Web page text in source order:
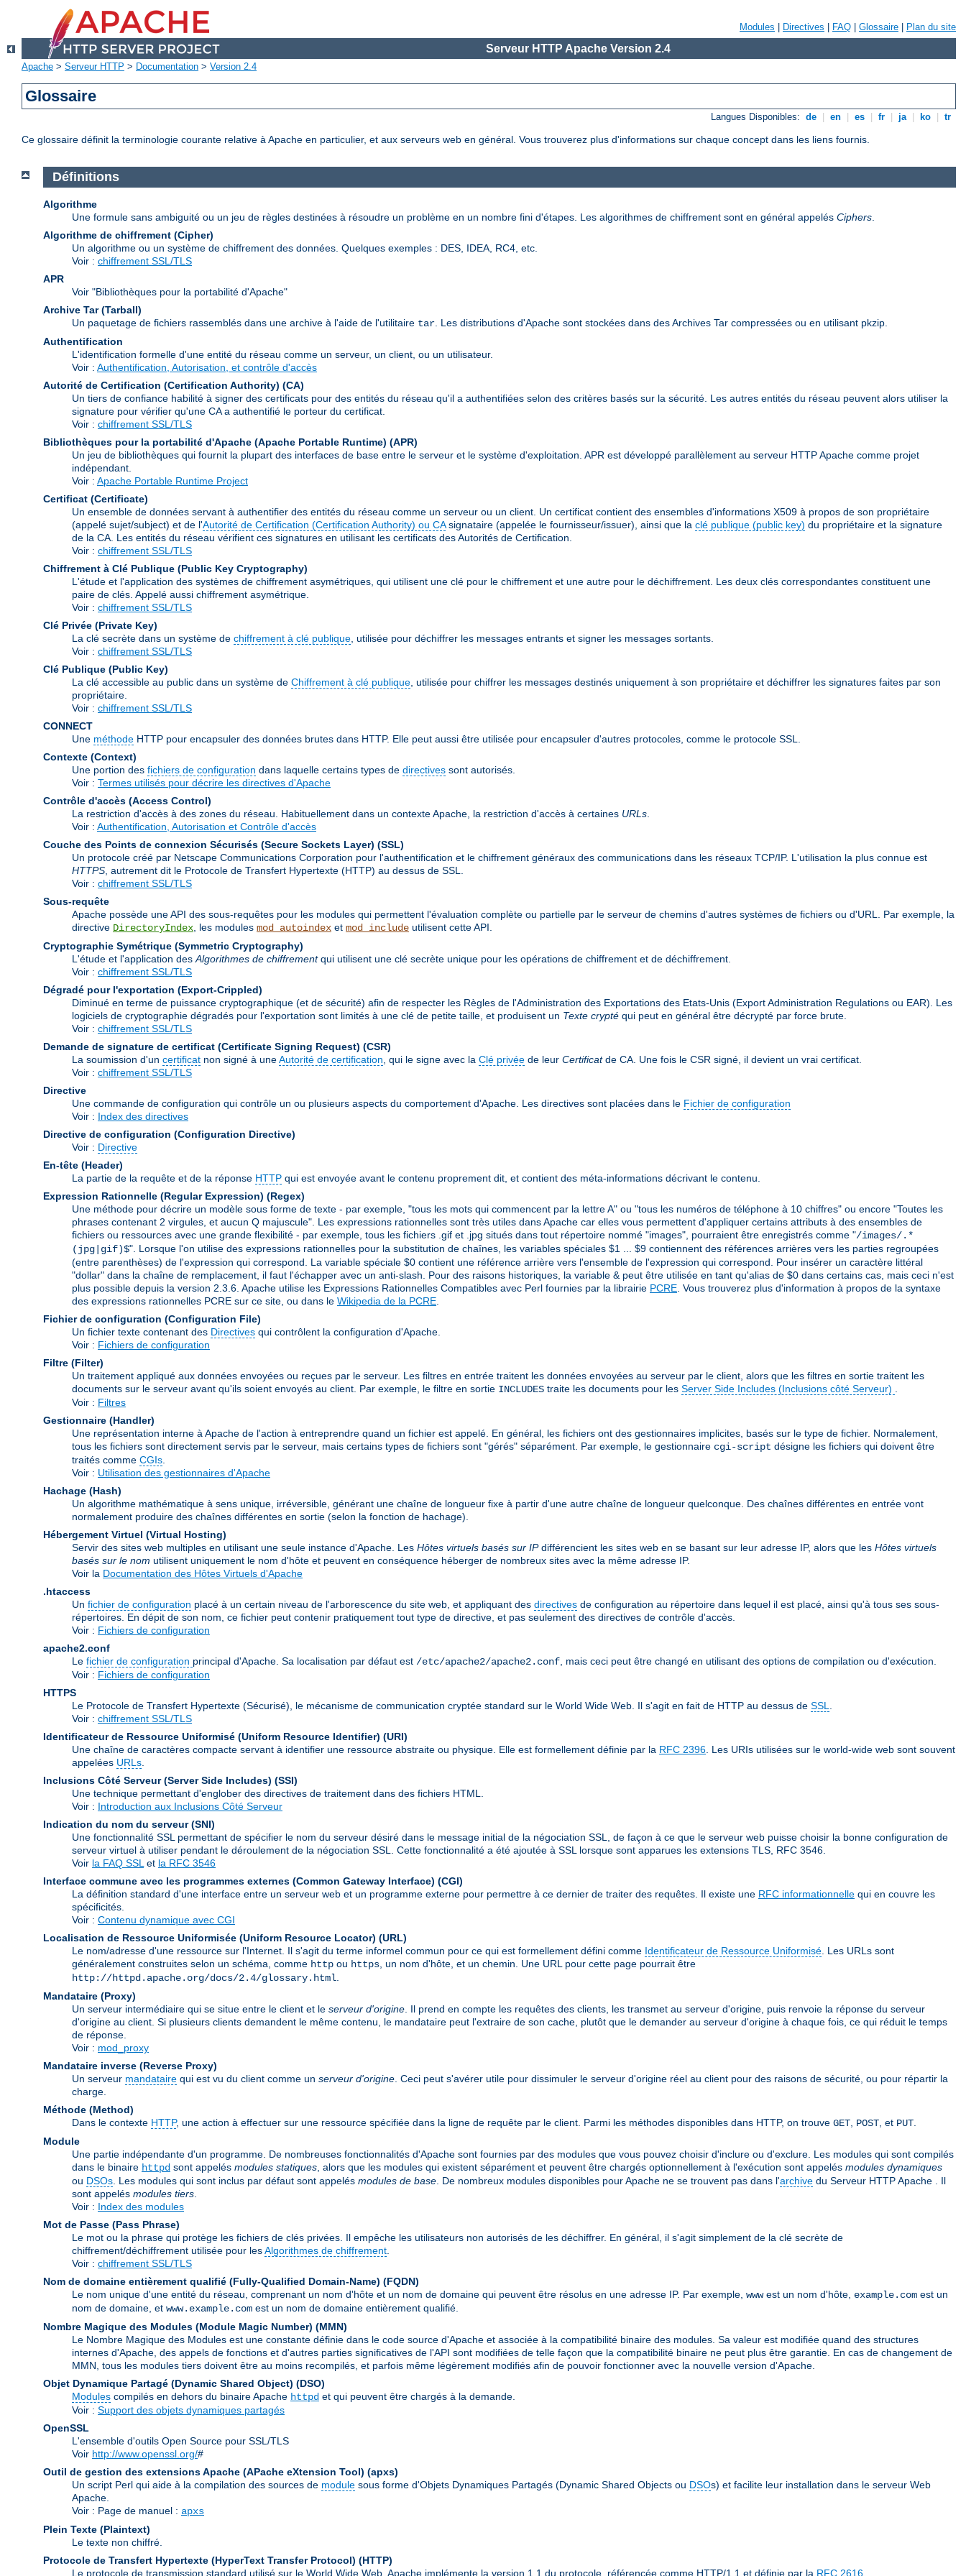
Modules Directives FAQ Glossaire Plan du site
Serveur HTTP Apache Version 2.4
Apache > Serveur HTTP > Documentation > Version 2.4
Glossaire
Langues Disponibles: de en es fr ja ko tr
Ce glossaire définit la terminologie courante relative à Apache en particulier, et aux serveurs web en général. Vous trouverez plus d'informations sur chaque concept dans les liens fournis.
Définitions
Algorithme
Une formule sans ambiguité ou un jeu de règles destinées à résoudre un problème en un nombre fini d'étapes. Les algorithmes de chiffrement sont en général appelés Ciphers
Algorithme de chiffrement (Cipher)
Un algorithme ou un système de chiffrement des données. Quelques exemples : DES, IDEA, RC4, etc.
Voir : chiffrement SSL/TLS
APR
Voir "Bibliothèques pour la portabilité d'Apache"
Archive Tar (Tarball)
Un paquetage de fichiers rassemblés dans une archive à l'aide de l'utilitaire tar . Les distributions d'Apache sont stockées dans des Archives Tar compressées ou en utilisant pkzip.
Authentification
L'identification formelle d'une entité du réseau comme un serveur, un client, ou un utilisateur.
Voir : Authentification, Autorisation, et contrôle d'accès
Autorité de Certification (Certification Authority) (CA)
Un tiers de confiance habilité à signer des certificats pour des entités du réseau qu'il a authentifiées selon des critères basés sur la sécurité. Les autres entités du réseau peuvent alors utiliser la
signature pour vérifier qu'une CA a authentifié le porteur du certificat.
Voir : chiffrement SSL/TLS
Bibliothèques pour la portabilité d'Apache (Apache Portable Runtime) (APR)
Un jeu de bibliothèques qui fournit la plupart des interfaces de base entre le serveur et le système d'exploitation. APR est développé parallèlement au serveur HTTP Apache comme projet
indépendant.
Voir : Apache Portable Runtime Project
Certificat (Certificate)
Un ensemble de données servant à authentifier des entités du réseau comme un serveur ou un client. Un certificat contient des ensembles d'informations X509 à propos de son propriétaire
(appelé sujet/subject) et de l'Autorité de Certification (Certification Authority) ou CAsignataire (appelée le fournisseur/issuer), ainsi que la clé publique (public key) du propriétaire et la signature
de la CA. Les entités du réseau vérifient ces signatures en utilisant les certificats des Autorités de Certification.
Voir : chiffrement SSL/TLS
Chiffrement à Clé Publique (Public Key Cryptography)
L'étude et l'application des systèmes de chiffrement asymétriques, qui utilisent une clé pour le chiffrement et une autre pour le déchiffrement. Les deux clés correspondantes constituent une
paire de clés. Appelé aussi chiffrement asymétrique.
Voir : chiffrement SSL/TLS
Clé Privée (Private Key)
La clé secrète dans un système de chiffrement à clé publique , utilisée pour déchiffrer les messages entrants et signer les messages sortants.
Voir : chiffrement SSL/TLS
Clé Publique (Public Key)
La clé accessible au public dans un système de Chiffrement à clé publique , utilisée pour chiffrer les messages destinés uniquement à son propriétaire et déchiffrer les signatures faites par son
propriétaire.
Voir : chiffrement SSL/TLS
CONNECT
Une méthode HTTP pour encapsuler des données brutes dans HTTP. Elle peut aussi être utilisée pour encapsuler d'autres protocoles, comme le protocole SSL.
Contexte (Context)
Une portion des fichiers de configuration dans laquelle certains types de directives sont autorisés.
Voir : Termes utilisés pour décrire les directives d'Apache
Contrôle d'accès (Access Control)
La restriction d'accès à des zones du réseau. Habituellement dans un contexte Apache, la restriction d'accès à certaines URLs
Voir : Authentification, Autorisation et Contrôle d'accès
Couche des Points de connexion Sécurisés (Secure Sockets Layer) (SSL)
Un protocole créé par Netscape Communications Corporation pour l'authentification et le chiffrement généraux des communications dans les réseaux TCP/IP. L'utilisation la plus connue est
HTTPS , autrement dit le Protocole de Transfert Hypertexte (HTTP) au dessus de SSL.
Voir : chiffrement SSL/TLS
Sous-requête
Apache possède une API des sous-requêtes pour les modules qui permettent l'évaluation complète ou partielle par le serveur de chemins d'autres systèmes de fichiers ou d'URL. Par exemple, la
directive DirectoryIndex , les modules mod_autoindex et mod_include utilisent cette API.
Cryptographie Symétrique (Symmetric Cryptography)
L'étude et l'application des Algorithmes de chiffrementqui utilisent une clé secrète unique pour les opérations de chiffrement et de déchiffrement.
Voir : chiffrement SSL/TLS
Dégradé pour l'exportation (Export-Crippled)
Diminué en terme de puissance cryptographique (et de sécurité) afin de respecter les Règles de l'Administration des Exportations des Etats-Unis (Export Administration Regulations ou EAR). Les
logiciels de cryptographie dégradés pour l'exportation sont limités à une clé de petite taille, et produisent un Texte crypté qui peut en général être décrypté par force brute.
Voir : chiffrement SSL/TLS
Demande de signature de certificat (Certificate Signing Request) (CSR)
La soumission d'un certificat non signé à uneAutorité de certification , qui le signe avec la Clé privée de leur Certificatde CA. Une fois le CSR signé, il devient un vrai certificat.
Voir : chiffrement SSL/TLS
Directive
Une commande de configuration qui contrôle un ou plusieurs aspects du comportement d'Apache. Les directives sont placées dans le Fichier de configuration
Voir : Index des directives
Directive de configuration (Configuration Directive)
Voir : Directive
En-tête (Header)
La partie de la requête et de la réponse HTTP qui est envoyée avant le contenu proprement dit, et contient des méta-informations décrivant le contenu.
Expression Rationnelle (Regular Expression) (Regex)
Une méthode pour décrire un modèle sous forme de texte - par exemple, "tous les mots qui commencent par la lettre A" ou "tous les numéros de téléphone à 10 chiffres" ou encore "Toutes les
phrases contenant 2 virgules, et aucun Q majuscule". Les expressions rationnelles sont très utiles dans Apache car elles vous permettent d'appliquer certains attributs à des ensembles de
fichiers ou ressources avec une grande flexibilité - par exemple, tous les fichiers .gif et .jpg situés dans tout répertoire nommé "images", pourraient être enregistrés comme "/images/.*
(jpg|gif)$". Lorsque l'on utilise des expressions rationnelles pour la substitution de chaînes, les variables spéciales $1 ... $9 contiennent des références arrières vers les parties regroupées
(entre parenthèses) de l'expression qui correspond. La variable spéciale $0 contient une référence arrière vers l'ensemble de l'expression qui correspond. Pour insérer un caractère littéral
"dollar" dans la chaîne de remplacement, il faut l'échapper avec un anti-slash. Pour des raisons historiques, la variable & peut être utilisée en tant qu'alias de $0 dans certains cas, mais ceci n'est
plus possible depuis la version 2.3.6. Apache utilise les Expressions Rationnelles Compatibles avec Perl fournies par la librairie PCRE . Vous trouverez plus d'information à propos de la syntaxe
des expressions rationnelles PCRE sur ce site, ou dans le Wikipedia de la PCRE
Fichier de configuration (Configuration File)
Un fichier texte contenant des Directives qui contrôlent la configuration d'Apache.
Voir : Fichiers de configuration
Filtre (Filter)
Un traitement appliqué aux données envoyées ou reçues par le serveur. Les filtres en entrée traitent les données envoyées au serveur par le client, alors que les filtres en sortie traitent les
documents sur le serveur avant qu'ils soient envoyés au client. Par exemple, le filtre en sortie INCLUDES traite les documents pour les Server Side Includes (Inclusions côté Serveur)
Voir : Filtres
Gestionnaire (Handler)
Une représentation interne à Apache de l'action à entreprendre quand un fichier est appelé. En général, les fichiers ont des gestionnaires implicites, basés sur le type de fichier. Normalement,
tous les fichiers sont directement servis par le serveur, mais certains types de fichiers sont "gérés" séparément. Par exemple, le gestionnaire cgi-script désigne les fichiers qui doivent être
traités comme CGIs
Voir : Utilisation des gestionnaires d'Apache
Hachage (Hash)
Un algorithme mathématique à sens unique, irréversible, générant une chaîne de longueur fixe à partir d'une autre chaîne de longueur quelconque. Des chaînes différentes en entrée vont
normalement produire des chaînes différentes en sortie (selon la fonction de hachage).
Hébergement Virtuel (Virtual Hosting)
Servir des sites web multiples en utilisant une seule instance d'Apache. Les Hôtes virtuels basés sur IPdifférencient les sites web en se basant sur leur adresse IP, alors que les Hôtes virtuels
basés sur le nom utilisent uniquement le nom d'hôte et peuvent en conséquence héberger de nombreux sites avec la même adresse IP.
Voir la Documentation des Hôtes Virtuels d'Apache
.htaccess
Un fichier de configuration placé à un certain niveau de l'arborescence du site web, et appliquant des directives de configuration au répertoire dans lequel il est placé, ainsi qu'à tous ses sous-
répertoires. En dépit de son nom, ce fichier peut contenir pratiquement tout type de directive, et pas seulement des directives de contrôle d'accès.
Voir : Fichiers de configuration
apache2.conf
Le fichier de configuration principal d'Apache. Sa localisation par défaut est /etc/apache2/apache2.conf , mais ceci peut être changé en utilisant des options de compilation ou d'exécution.
Voir : Fichiers de configuration
HTTPS
Le Protocole de Transfert Hypertexte (Sécurisé), le mécanisme de communication cryptée standard sur le World Wide Web. Il s'agit en fait de HTTP au dessus de SSL
Voir : chiffrement SSL/TLS
Identificateur de Ressource Uniformisé (Uniform Resource Identifier) (URI)
Une chaîne de caractères compacte servant à identifier une ressource abstraite ou physique. Elle est formellement définie par la RFC 2396 . Les URIs utilisées sur le world-wide web sont souvent
appelées URLs
Inclusions Côté Serveur (Server Side Includes) (SSI)
Une technique permettant d'englober des directives de traitement dans des fichiers HTML.
Voir : Introduction aux Inclusions Côté Serveur
Indication du nom du serveur (SNI)
Une fonctionnalité SSL permettant de spécifier le nom du serveur désiré dans le message initial de la négociation SSL, de façon à ce que le serveur web puisse choisir la bonne configuration de
serveur virtuel à utiliser pendant le déroulement de la négociation SSL. Cette fonctionnalité a été ajoutée à SSL lorsque sont apparues les extensions TLS, RFC 3546.
Voir la FAQ SSL et la RFC 3546
Interface commune avec les programmes externes (Common Gateway Interface) (CGI)
La définition standard d'une interface entre un serveur web et un programme externe pour permettre à ce dernier de traiter des requêtes. Il existe une RFC informationnelle qui en couvre les
spécificités.
Voir : Contenu dynamique avec CGI
Localisation de Ressource Uniformisée (Uniform Resource Locator) (URL)
Le nom/adresse d'une ressource sur l'Internet. Il s'agit du terme informel commun pour ce qui est formellement défini comme Identificateur de Ressource Uniformisé . Les URLs sont
généralement construites selon un schéma, comme http ou https , un nom d'hôte, et un chemin. Une URL pour cette page pourrait être
http://httpd.apache.org/docs/2.4/glossary.html
Mandataire (Proxy)
Un serveur intermédiaire qui se situe entre le client et le serveur d'origine . Il prend en compte les requêtes des clients, les transmet au serveur d'origine, puis renvoie la réponse du serveur
d'origine au client. Si plusieurs clients demandent le même contenu, le mandataire peut l'extraire de son cache, plutôt que le demander au serveur d'origine à chaque fois, ce qui réduit le temps
de réponse.
Voir : mod_proxy
Mandataire inverse (Reverse Proxy)
Un serveur mandataire qui est vu du client comme un serveur d'origine . Ceci peut s'avérer utile pour dissimuler le serveur d'origine réel au client pour des raisons de sécurité, ou pour répartir la
charge.
Méthode (Method)
Dans le contexte HTTP, une action à effectuer sur une ressource spécifiée dans la ligne de requête par le client. Parmi les méthodes disponibles dans HTTP, on trouve GET POST , et PUT
Module
Une partie indépendante d'un programme. De nombreuses fonctionnalités d'Apache sont fournies par des modules que vous pouvez choisir d'inclure ou d'exclure. Les modules qui sont compilés
dans le binaire httpd sont appelés modules statiques , alors que les modules qui existent séparément et peuvent être chargés optionnellement à l'exécution sont appelés modules dynamiques
ou DSOs . Les modules qui sont inclus par défaut sont appelés modules de base . De nombreux modules disponibles pour Apache ne se trouvent pas dans l'archive du Serveur HTTP Apache . Il
sont appelés modules tiers
Voir : Index des modules
Mot de Passe (Pass Phrase)
Le mot ou la phrase qui protège les fichiers de clés privées. Il empêche les utilisateurs non autorisés de les déchiffrer. En général, il s'agit simplement de la clé secrète de
chiffrement/déchiffrement utilisée pour lesAlgorithmes de chiffrement
Voir : chiffrement SSL/TLS
Nom de domaine entièrement qualifié (Fully-Qualified Domain-Name) (FQDN)
Le nom unique d'une entité du réseau, comprenant un nom d'hôte et un nom de domaine qui peuvent être résolus en une adresse IP. Par exemple, wwwest un nom d'hôte, example.com est un
nom de domaine, et www.example.com est un nom de domaine entièrement qualifié.
Nombre Magique des Modules (Module Magic Number) (MMN)
Le Nombre Magique des Modules est une constante définie dans le code source d'Apache et associée à la compatibilité binaire des modules. Sa valeur est modifiée quand des structures
internes d'Apache, des appels de fonctions et d'autres parties significatives de l'API sont modifiées de telle façon que la compatibilité binaire ne peut plus être garantie. En cas de changement de
MMN, tous les modules tiers doivent être au moins recompilés, et parfois même légèrement modifiés afin de pouvoir fonctionner avec la nouvelle version d'Apache.
Objet Dynamique Partagé (Dynamic Shared Object) (DSO)
Modules compilés en dehors du binaire Apache httpd et qui peuvent être chargés à la demande.
Voir : Support des objets dynamiques partagés
OpenSSL
L'ensemble d'outils Open Source pour SSL/TLS
Voir http://www.openssl.org/#
Outil de gestion des extensions Apache (APache eXtension Tool) (apxs)
Un script Perl qui aide à la compilation des sources de module sous forme d'Objets Dynamiques Partagés (Dynamic Shared Objects ou DSOs) et facilite leur installation dans le serveur Web
Apache.
Voir : Page de manuel : apxs
Plein Texte (Plaintext)
Le texte non chiffré.
Protocole de Transfert Hypertexte (HyperText Transfer Protocol) (HTTP)
Le protocole de transmission standard utilisé sur le World Wide Web. Apache implémente la version 1.1 du protocole, référencée comme HTTP/1.1 et définie par la RFC 2616